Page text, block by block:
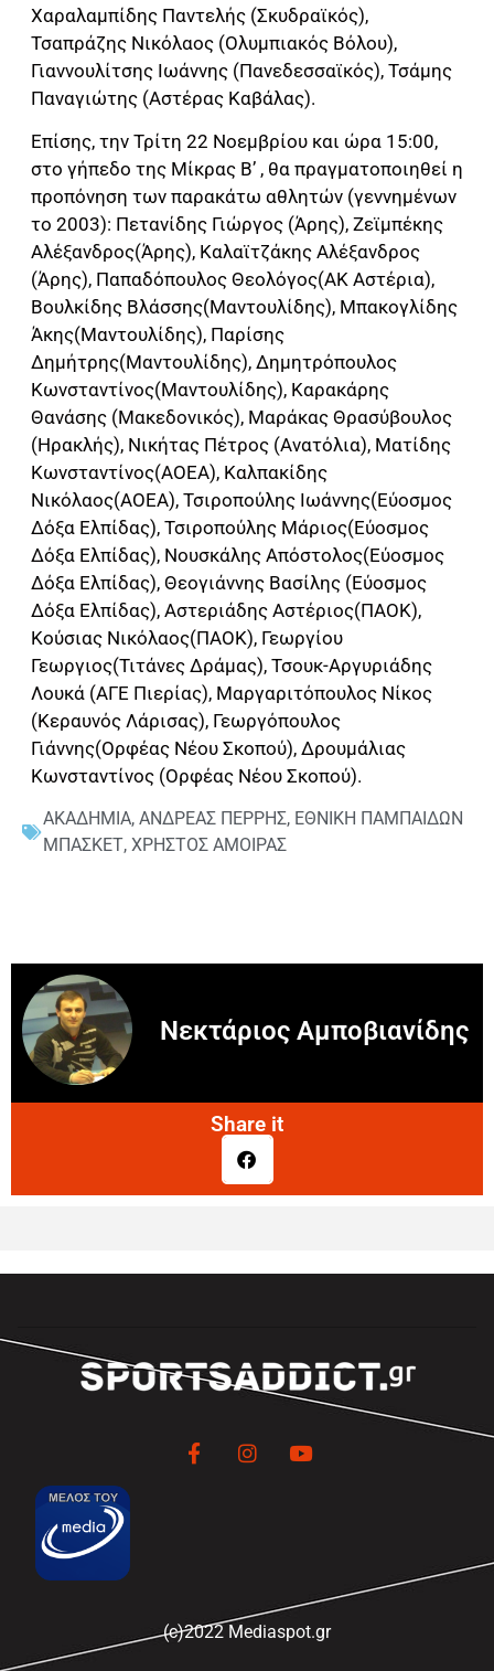
Χαραλαμπίδης Παντελής (Σκυδραϊκός),
Τσαπράζης Νικόλαος (Ολυμπιακός Βόλου),
Γιαννουλίτσης Ιωάννης (Πανεδεσσαϊκός), Τσάμης
Παναγιώτης (Αστέρας Καβάλας).
Επίσης, την Τρίτη 22 Νοεμβρίου και ώρα 15:00,
στο γήπεδο της Μίκρας Β’ , θα πραγματοποιηθεί η
προπόνηση των παρακάτω αθλητών (γεννημένων
το 2003): Πετανίδης Γιώργος (Άρης), Ζεϊμπέκης
Αλέξανδρος(Άρης), Καλαϊτζάκης Αλέξανδρος
(Άρης), Παπαδόπουλος Θεολόγος(ΑΚ Αστέρια),
Βουλκίδης Βλάσσης(Μαντουλίδης), Μπακογλίδης
Άκης(Μαντουλίδης), Παρίσης
Δημήτρης(Μαντουλίδης), Δημητρόπουλος
Κωνσταντίνος(Μαντουλίδης), Καρακάρης
Θανάσης (Μακεδονικός), Μαράκας Θρασύβουλος
(Ηρακλής), Νικήτας Πέτρος (Ανατόλια), Ματίδης
Κωνσταντίνος(ΑΟΕΑ), Καλπακίδης
Νικόλαος(ΑΟΕΑ), Τσιροπούλης Ιωάννης(Εύοσμος
Δόξα Ελπίδας), Τσιροπούλης Μάριος(Εύοσμος
Δόξα Ελπίδας), Νουσκάλης Απόστολος(Εύοσμος
Δόξα Ελπίδας), Θεογιάννης Βασίλης (Εύοσμος
Δόξα Ελπίδας), Αστεριάδης Αστέριος(ΠΑΟΚ),
Κούσιας Νικόλαος(ΠΑΟΚ), Γεωργίου
Γεωργιος(Τιτάνες Δράμας), Τσουκ-Αργυριάδης
Λουκά (ΑΓΕ Πιερίας), Μαργαριτόπουλος Νίκος
(Κεραυνός Λάρισας), Γεωργόπουλος
Γιάννης(Ορφέας Νέου Σκοπού), Δρουμάλιας
Κωνσταντίνος (Ορφέας Νέου Σκοπού).
ΑΚΑΔΗΜΙΑ, ΑΝΔΡΕΑΣ ΠΕΡΡΗΣ, ΕΘΝΙΚΗ ΠΑΜΠΑΙΔΩΝ
ΜΠΑΣΚΕΤ, ΧΡΗΣΤΟΣ ΑΜΟΙΡΑΣ
Νεκτάριος Αμποβιανίδης
Share it
(c)2022 Mediaspot.gr